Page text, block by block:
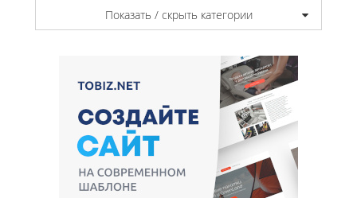
Показать / скрыть категории